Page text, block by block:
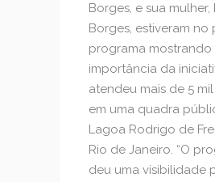
Borges, e sua mulher,
Borges, estiveram
programa mostrando
importância da
atendeu mais de 5
em uma quadra
Lagoa Rodrigo de
Rio de Janeiro. “O
deu uma visibilidade